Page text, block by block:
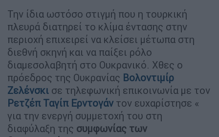
Την ίδια ωστόσο στιγμή που η τουρκική
πλευρά διατηρεί το κλίμα έντασης στην
περιοχή επιχειρεί να κλείσει μέτωπα στη
διεθνή σκηνή και να παίξει ρόλο
διαμεσολαβητή στο Ουκρανικό. Χθες ο
πρόεδρος της Ουκρανίας Βολοντιμίρ
Ζελένσκι σε τηλεφωνική επικοινωνία με τον
Ρετζέπ Ταγίπ Ερντογάντον ευχαρίστησε «
για την ενεργή συμμετοχή του στη
διαφύλαξη της συμφωνίας των